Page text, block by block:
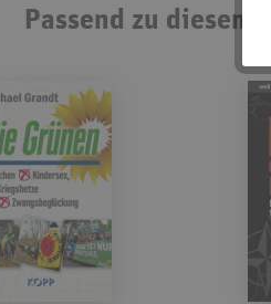
Passend zu diesem